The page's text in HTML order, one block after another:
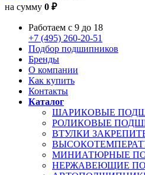
на сумму 0 ₽
Работаем с 9 до 18
+7 (495) 260-20-51
Подбор подшипников
Бренды
О компании
Как купить
Контакты
Каталог
ШАРИКОВЫЕ
РОЛИКОВЫЕ
ВТУЛКИ
МИНИАТЮРНЫЕ
НЕРЖАВЕЮЩИЕ